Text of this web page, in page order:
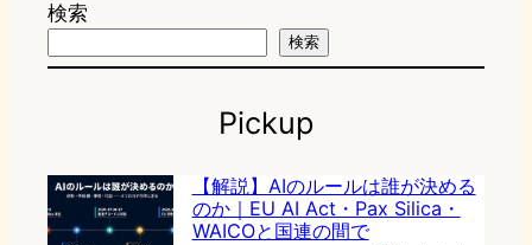
検索
検索
Pickup
【解説】AIのルールは誰が決める
のか｜EU AI Act・Pax Silica・
WAICOと国連の間で